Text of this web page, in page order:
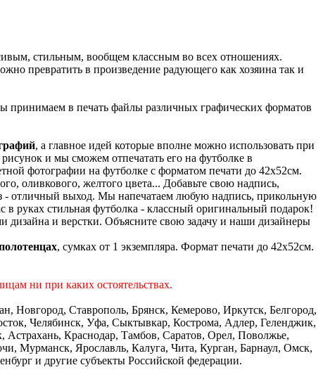
стильным, вообщем классным во всех отношениях.
превратить в произведение радующего как хозяина так и
принимаем в печать файлы различных графических форматов
, а главное идей которые вполне можно использовать при
и мы сможем отпечатать его на футболке в
фотографии на футболке с форматом печати до 42х52см.
оливкового, желтого цвета... Добавьте свою надпись,
- отличный выход. Мы напечатаем любую надпись, прикольную
руках стильная футболка - классный оригинальный подарок!
и верстки. Объясните свою задачу и наши дизайнеры
, сумках от 1 экземпляра. Формат печати до 42х52см.
ни при каких остоятельствах.
Новгород, Ставрополь, Брянск, Кемерово, Иркутск, Белгород,
Челябинск, Уфа, Сыктывкар, Кострома, Адлер, Геленджик,
Краснодар, Тамбов, Саратов, Орел, Поволжье,
Мурманск, Ярославль, Калуга, Чита, Курган, Барнаул, Омск,
и другие субъекты Российской федерации.